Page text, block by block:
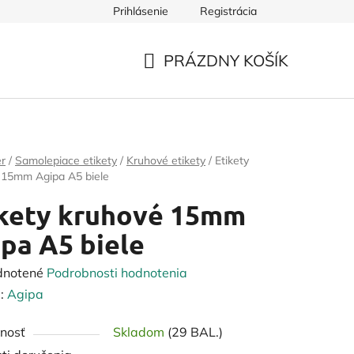
Prihlásenie Registrácia
PRÁZDNY KOŠÍK
/ Samolepiace etikety / Kruhové etikety / Etikety
Agipa A5 biele
kruhové 15mm
A5 biele
Podrobnosti hodnotenia
Agipa
Skladom (29 BAL.)